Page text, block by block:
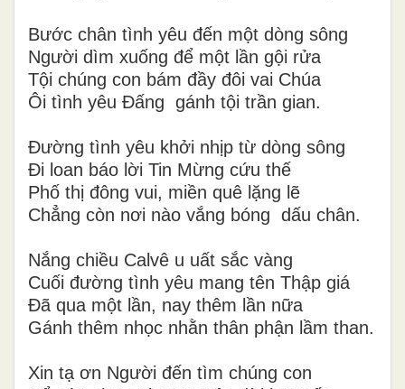
Bước chân tình yêu đến một dòng sông
Người dìm xuống để một lần gội rửa
Tội chúng con bám đầy đôi vai Chúa
Ôi tình yêu Đấng gánh tội trần gian.
Đường tình yêu khởi nhịp từ dòng sông
Đi loan báo lời Tin Mừng cứu thế
Phố thị đông vui, miền quê lặng lẽ
Chẳng còn nơi nào vắng bóng dấu chân.
Nắng chiều Calvê u uất sắc vàng
Cuối đường tình yêu mang tên Thập giá
Đã qua một lần, nay thêm lần nữa
Gánh thêm nhọc nhằn thân phận lầm than.
Xin tạ ơn Người đến tìm chúng con